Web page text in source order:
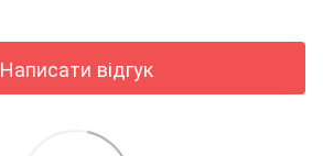
Написати відгук